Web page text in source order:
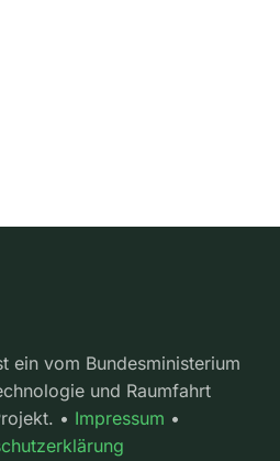
ein vom Bundesministerium
und Raumfahrt
• Impressum •